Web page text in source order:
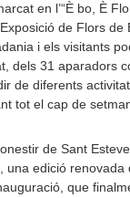
en l’“È bo, È
de Flors de
i els visitants
dels 31 aparadors
de diferents
tot el cap de
de Sant
una edició
que